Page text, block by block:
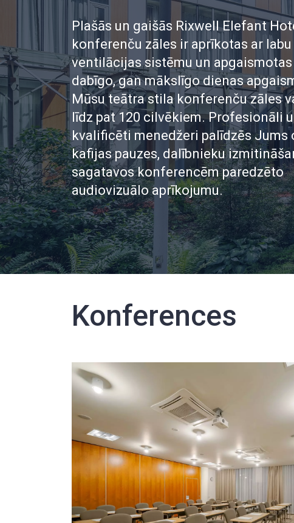
Plašās un gaišās Rixwell Elefant
konferenču zāles ir aprīkotas ar labu
ventilācijas sistēmu un
dabīgo, gan mākslīgo dienas
Mūsu teātra stila konferenču zāles
līdz pat 120 cilvēkiem. Profesionāli
kvalificēti menedžeri palīdzēs Jums
kafijas pauzes, dalībnieku
sagatavos konferencēm paredzēto
audiovizuālo aprīkojumu.
Konferences